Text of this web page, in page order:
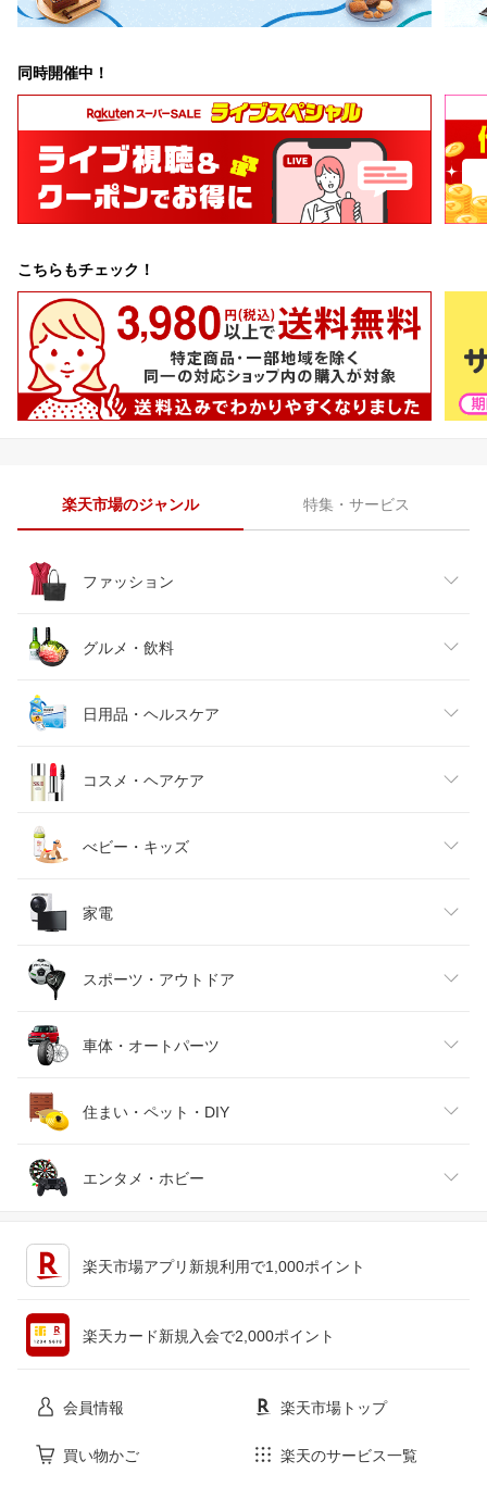
同時開催中！
こちらもチェック！
楽天市場のジャンル 特集・サービス
ファッション
レディースファッション
メンズファッション
キッズファッション
ベビーファッション
インナー・下着・ナイトウェア
バッグ・小物・ブランド雑貨
靴
腕時計
ジュエリー・アクセサリー
グルメ・飲料
食品
スイーツ・お菓子
水・ソフトドリンク
ビール・洋酒
ワイン
日本酒・焼酎
日用品・ヘルスケア
日用品雑貨・文房具・手芸
ダイエット・健康
医薬品・コンタクト・介護
コスメ・ヘアケア
美容・コスメ・香水
べビー・キッズ
キッズ・ベビー・マタニティ
おもちゃ
家電
家電
TV・オーディオ・カメラ
スマートフォン・タブレット
パソコン・周辺機器
スポーツ・アウトドア
スポーツ・アウトドア
ゴルフ
車体・オートパーツ
車用品・バイク用品
車・バイク
住まい・ペット・DIY
インテリア・寝具・収納
エンタメ・ホビー
楽天市場アプリ新規利用で1,000ポイント
楽天カード新規入会で2,000ポイント
会員情報 楽天市場トップ
買い物かご 楽天のサービス一覧